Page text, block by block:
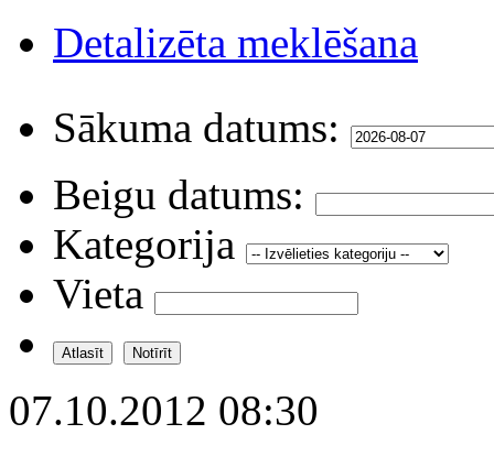
Detalizēta meklēšana
Sākuma datums:
Beigu datums:
Kategorija
Vieta
07.10.2012 08:30